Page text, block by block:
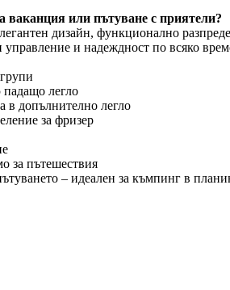
ваканция или пътуване с приятели?
дизайн, функционално
и надеждност по всяко
падащо легло
в допълнително легло
за фризер
за пътешествия
– идеален за къмпинг в